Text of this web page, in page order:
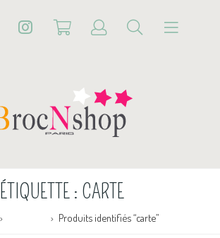
ÉTIQUETTE : CARTE
Produits identifiés “carte”